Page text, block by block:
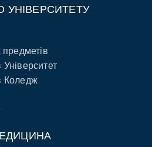
УНІВЕРСИТЕТУ
предметів
Коледж